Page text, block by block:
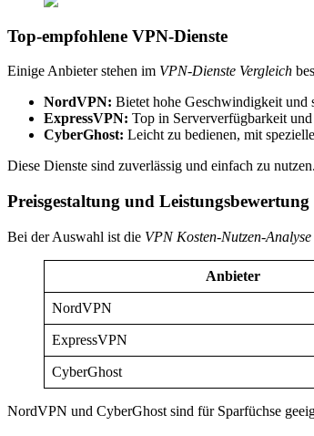
Top-empfohlene VPN-Dienste
Einige Anbieter stehen im VPN-Dienste Vergleich
NordVPN: Bietet hohe Geschwindigkeit und
ExpressVPN: Top in Serververfügbarkeit
CyberGhost: Leicht zu bedienen, mit
Diese Dienste sind zuverlässig und einfach zu
Preisgestaltung und Leistungsbewertung
Bei der Auswahl ist die VPN Kosten-Nutzen-Analyse
Anbieter
NordVPN
ExpressVPN
CyberGhost
NordVPN und CyberGhost sind für Sparfüchse